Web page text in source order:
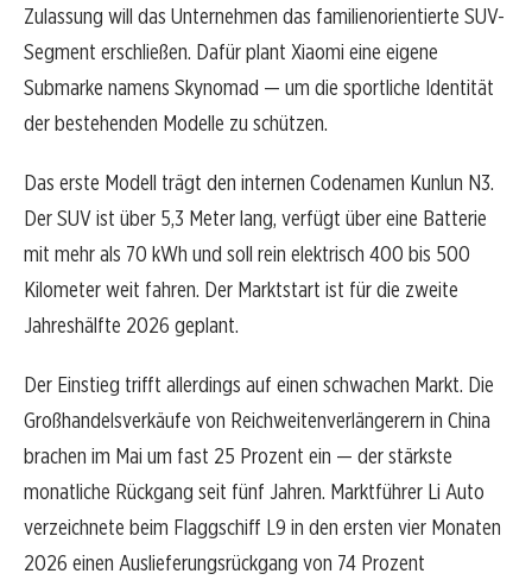
Zulassung will das Unternehmen das familienorientierte SUV-
Segment erschließen. Dafür plant Xiaomi eine eigene
Submarke namens Skynomad — um die sportliche Identität
der bestehenden Modelle zu schützen.
Das erste Modell trägt den internen Codenamen Kunlun N3.
Der SUV ist über 5,3 Meter lang, verfügt über eine Batterie
mit mehr als 70 kWh und soll rein elektrisch 400 bis 500
Kilometer weit fahren. Der Marktstart ist für die zweite
Jahreshälfte 2026 geplant.
Der Einstieg trifft allerdings auf einen schwachen Markt. Die
Großhandelsverkäufe von Reichweitenverlängerern in China
brachen im Mai um fast 25 Prozent ein — der stärkste
monatliche Rückgang seit fünf Jahren. Marktführer Li Auto
verzeichnete beim Flaggschiff L9 in den ersten vier Monaten
2026 einen Auslieferungsrückgang von 74 Prozent